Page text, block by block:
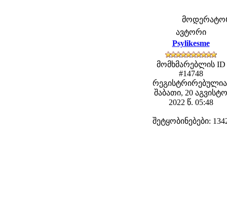
ავტორი
Psylikesme
მომხმარებლის ID
#14748
შაბათი, 20 აგვისტო
2022 წ. 05:48
შეტყობინებები: